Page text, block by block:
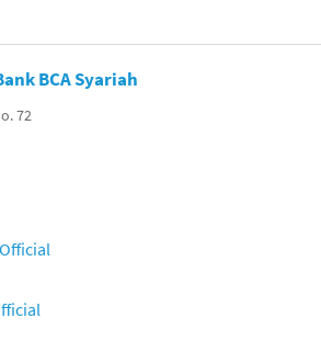
BCA Syariah
72